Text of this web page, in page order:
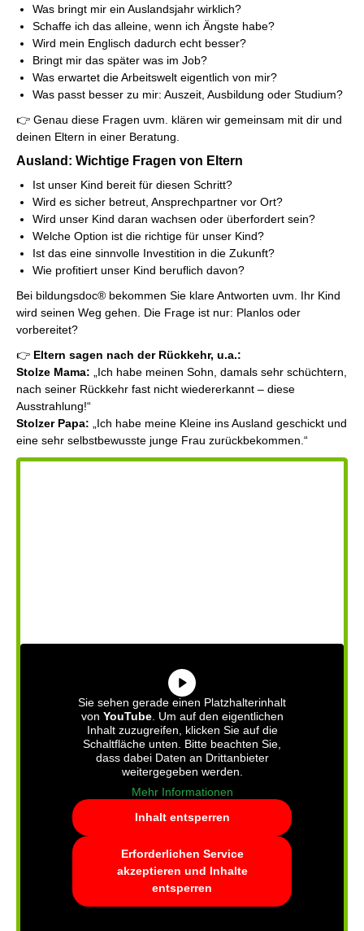
Was bringt mir ein Auslandsjahr wirklich?
Schaffe ich das alleine, wenn ich Ängste habe?
Wird mein Englisch dadurch echt besser?
Bringt mir das später was im Job?
Was erwartet die Arbeitswelt eigentlich von mir?
Was passt besser zu mir: Auszeit, Ausbildung oder Studium?
👉 Genau diese Fragen uvm. klären wir gemeinsam mit dir und
deinen Eltern in einer Beratung.
Ausland: Wichtige Fragen von Eltern
Ist unser Kind bereit für diesen Schritt?
Wird es sicher betreut, Ansprechpartner vor Ort?
Wird unser Kind daran wachsen oder überfordert sein?
Welche Option ist die richtige für unser Kind?
Ist das eine sinnvolle Investition in die Zukunft?
Wie profitiert unser Kind beruflich davon?
Bei bildungsdoc® bekommen Sie klare Antworten uvm. Ihr Kind
wird seinen Weg gehen. Die Frage ist nur: Planlos oder
vorbereitet?
👉 Eltern sagen nach der Rückkehr, u.a.:
Stolze Mama: „Ich habe meinen Sohn, damals sehr schüchtern,
nach seiner Rückkehr fast nicht wiedererkannt – diese
Ausstrahlung!“
Stolzer Papa: „Ich habe meine Kleine ins Ausland geschickt und
eine sehr selbstbewusste junge Frau zurückbekommen.“
Sie sehen gerade einen Platzhalterinhalt
von YouTube. Um auf den eigentlichen
Inhalt zuzugreifen, klicken Sie auf die
Schaltfläche unten. Bitte beachten Sie,
dass dabei Daten an Drittanbieter
weitergegeben werden.
Mehr Informationen
Inhalt entsperren
Erforderlichen Service
akzeptieren und Inhalte
entsperren